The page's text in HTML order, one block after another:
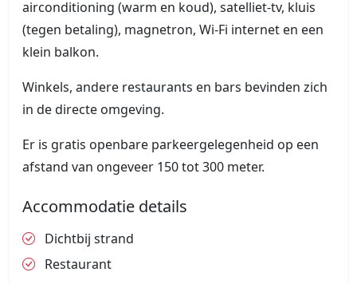
airconditioning (warm en koud), satelliet-tv, kluis
(tegen betaling), magnetron, Wi-Fi internet en een
klein balkon.
Winkels, andere restaurants en bars bevinden zich
in de directe omgeving.
Er is gratis openbare parkeergelegenheid op een
afstand van ongeveer 150 tot 300 meter.
Accommodatie details
Dichtbij strand
Restaurant